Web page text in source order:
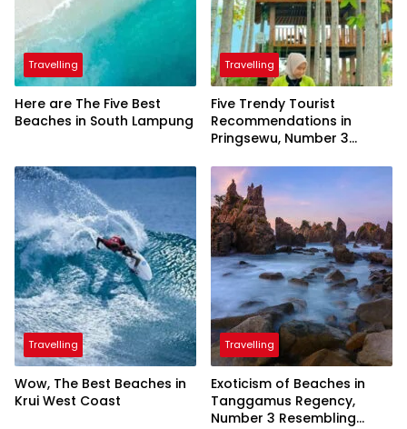
Travelling
Here are The Five Best
Beaches in South Lampung
Travelling
Five Trendy Tourist
Recommendations in
Pringsewu, Number 3
President
Travelling
Wow, The Best Beaches in
Krui West Coast
Travelling
Exoticism of Beaches in
Tanggamus Regency,
Number 3 Resembling